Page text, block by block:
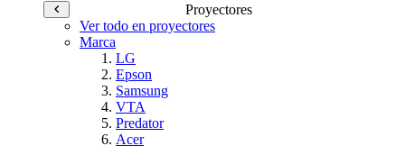
Proyectores
Ver todo en proyectores
Marca
LG
Epson
Samsung
VTA
Predator
Acer